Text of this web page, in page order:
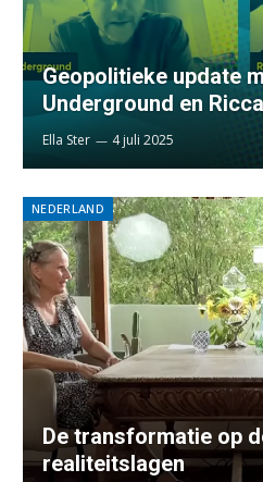
Geopolitieke update
Underground en
Ella Ster 4 juli 2025
NEDERLAND
De transformatie op
realiteitslagen